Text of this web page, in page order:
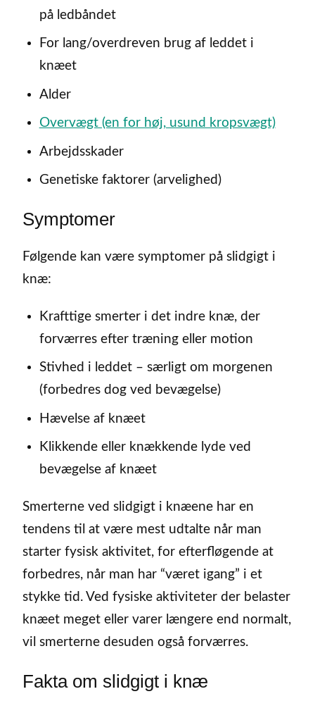
på ledbåndet
For lang/overdreven brug af leddet i
knæet
Alder
Overvægt (en for høj, usund kropsvægt)
Arbejdsskader
Genetiske faktorer (arvelighed)
Symptomer
Følgende kan være symptomer på slidgigt i
knæ:
Krafttige smerter i det indre knæ, der
forværres efter træning eller motion
Stivhed i leddet – særligt om morgenen
(forbedres dog ved bevægelse)
Hævelse af knæet
Klikkende eller knækkende lyde ved
bevægelse af knæet
Smerterne ved slidgigt i knæene har en
tendens til at være mest udtalte når man
starter fysisk aktivitet, for efterfløgende at
forbedres, når man har “været igang” i et
stykke tid. Ved fysiske aktiviteter der belaster
knæet meget eller varer længere end normalt,
vil smerterne desuden også forværres.
Fakta om slidgigt i knæ